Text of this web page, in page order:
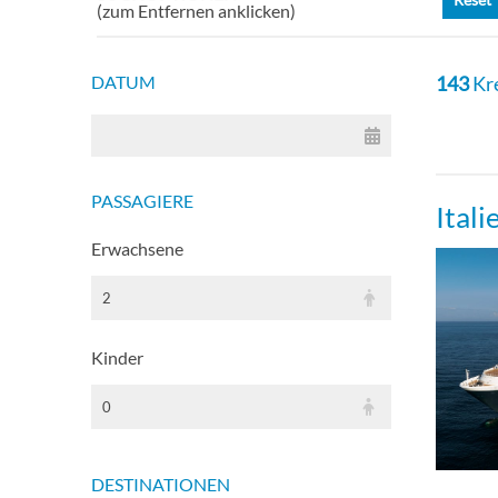
(zum Entfernen anklicken)
DATUM
PASSAGIERE
Erwachsene
2
Kinder
0
DESTINATIONEN
143